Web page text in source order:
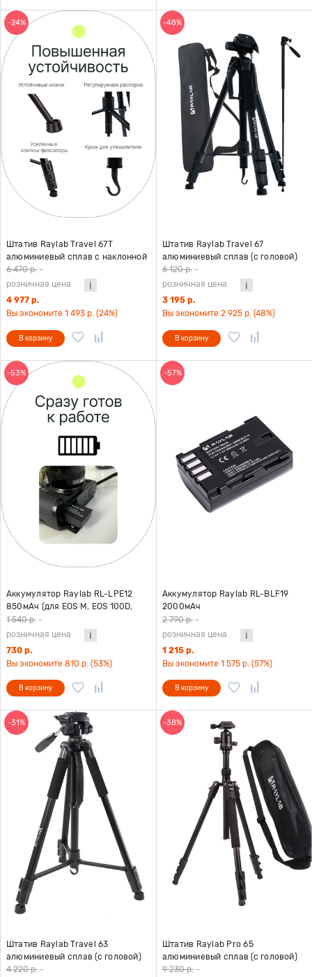
-24%
Штатив Raylab Travel 67T
алюминиевый сплав с наклонной
штангой
6 470 р. -
розничная цена
4 977 р.
Вы экономите 1 493 р. (24%)
В корзину
-48%
Штатив Raylab Travel 67
алюминиевый сплав (с головой)
6 120 р. -
розничная цена
3 195 р.
Вы экономите 2 925 р. (48%)
В корзину
-53%
Аккумулятор Raylab RL-LPE12
850мАч (для EOS M, EOS 100D,
EOSM2, EOS M100, M50, M10,
M200, SX70, 200D,M10)
1 540 р. -
розничная цена
730 р.
Вы экономите 810 р. (53%)
В корзину
-57%
Аккумулятор Raylab RL-BLF19
2000мАч
2 790 р. -
розничная цена
1 215 р.
Вы экономите 1 575 р. (57%)
В корзину
-31%
Штатив Raylab Travel 63
алюминиевый сплав (с головой)
4 220 р. -
-38%
Штатив Raylab Pro 65
алюминиевый сплав (с головой)
9 230 р. -